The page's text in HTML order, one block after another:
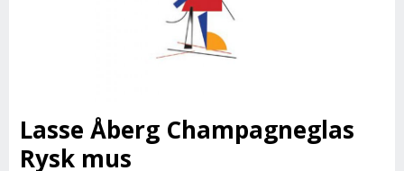
Lasse Åberg Champagneglas
Rysk mus